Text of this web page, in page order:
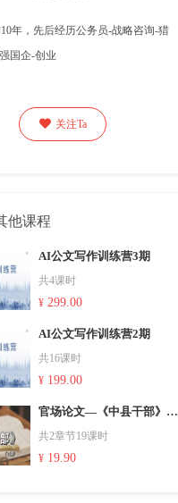
年，先后经历公务员-战略咨询-猎
国企-创业
 关注Ta
他课程
AI公文写作训练营3期
共4课时
¥ 299.00
AI公文写作训练营2期
共16课时
¥ 199.00
官场论文—《中县干部》冯军旗 (下篇）
共2章节19课时
¥ 19.90